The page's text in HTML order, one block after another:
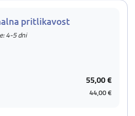
pritlikavost
4-5 dni
55,00 €
44,00 €